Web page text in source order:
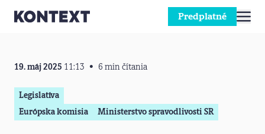
Predplatné
19. máj 2025 11:13 6 min čítania
Legislatíva
Európska komisia
Ministerstvo spravodlivosti SR